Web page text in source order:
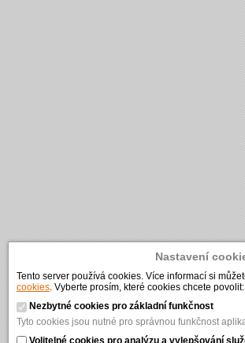
Nastavení
Tento server používá cookies. Více informací si
cookies. Vyberte prosím, které cookies chcete povolit:
Nezbytné cookies pro základní funkčnost
Tyto cookies jsou nutné pro správnou funkčnost
Volitelné cookies pro analýzu a vylepšování